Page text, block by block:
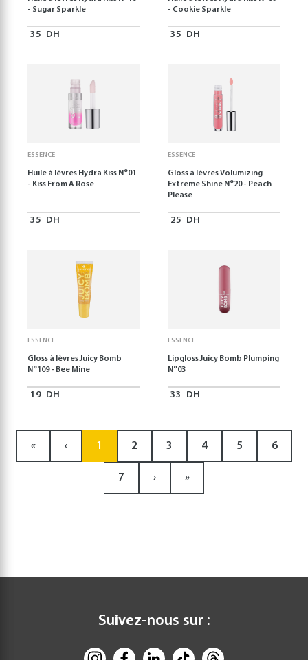
- Sugar Sparkle
35 DH
- Cookie Sparkle
35 DH
ESSENCE
Huile à lèvres Hydra Kiss N°01
- Kiss From A Rose
35 DH
ESSENCE
Gloss à lèvres Volumizing
Extreme Shine N°20 - Peach
Please
25 DH
ESSENCE
Gloss à lèvres Juicy Bomb
N°109 - Bee Mine
19 DH
ESSENCE
Lipgloss Juicy Bomb Plumping
N°03
33 DH
« ‹ 1 2 3 4 5 6
7 › »
Suivez-nous sur :